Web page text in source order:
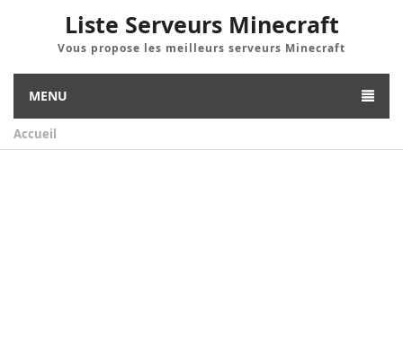
Liste Serveurs Minecraft
Vous propose les meilleurs serveurs Minecraft
MENU
Accueil